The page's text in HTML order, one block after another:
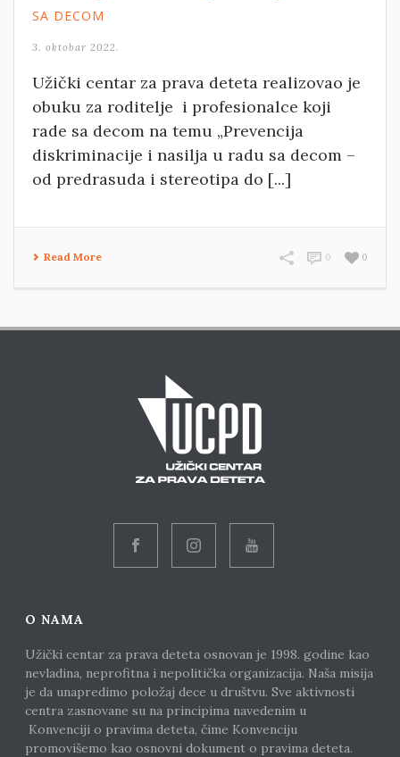
SA DECOM
3. oktobar 2022.
Užički centar za prava deteta realizovao je
obuku za roditelje i profesionalce koji
rade sa decom na temu „Prevencija
diskriminacije i nasilja u radu sa decom –
od predrasuda i stereotipa do [...]
Read More 0
0
O NAMA
Užički centar za prava deteta osnovan je 1998. godine kao
nevladina, neprofitna i nepolitička organizacija. Naša misija
je da unapredimo položaj dece u društvu. Sve aktivnosti
centra zasnovane su na principima navedenim u
Konvenciji o pravima deteta, čime Konvenciju
promovišemo kao osnovni dokument o pravima deteta.